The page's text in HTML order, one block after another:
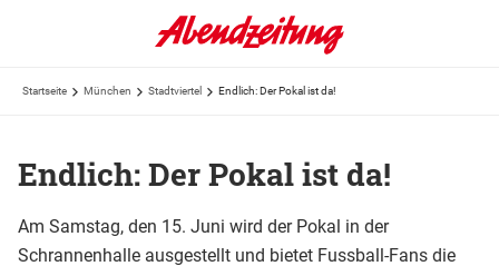
Startseite München Stadtviertel Endlich: Der Pokal ist da!
Endlich: Der Pokal ist da!
Am Samstag, den 15. Juni wird der Pokal in der
Schrannenhalle ausgestellt und bietet Fussball-­Fans die